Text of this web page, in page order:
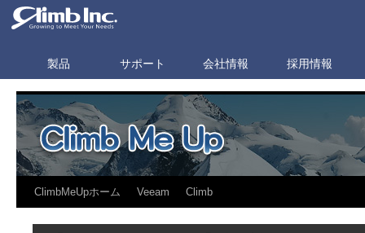
製品 サポート 会社情報 採用情報
ClimbMeUpホーム Veeam Climb